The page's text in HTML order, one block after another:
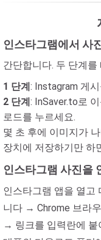
인스타그램에서 사
간단합니다. 두 단계를
1 단계: Instagram 게
2 단계: InSaver.to로
로드를 누르세요.
몇 초 후에 이미지가
장치에 저장하기만 하
인스타그램 사진을
인스타그램 앱을 열고
니다 → Chrome 브라
→ 링크를 입력란에 붙